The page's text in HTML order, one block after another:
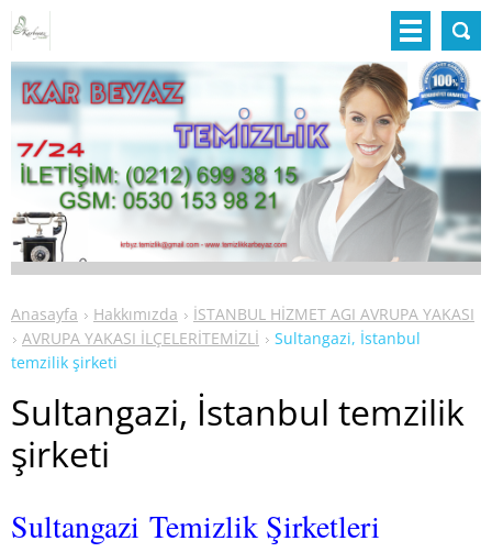
Anasayfa Hakkımızda
İSTANBUL HİZMET AGI AVRUPA YAKASI
AVRUPA YAKASI İLÇELERİTEMİZLİ
Sultangazi, İstanbul
temzilik şirketi
Sultangazi, İstanbul temzilik
şirketi
Sultangazi Temizlik Şirketleri